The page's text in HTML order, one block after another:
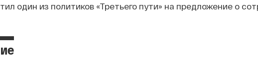
один из политиков «Третьего пути» на предложение о